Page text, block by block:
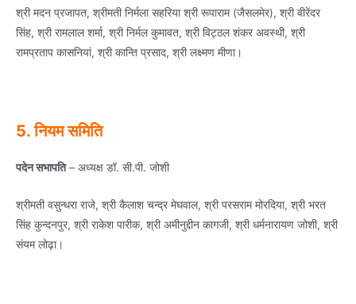
श्री मदन प्रजापत, श्रीमती निर्मला सहरिया श्री रूपाराम (जैसलमेर), श्री वीरेंदर
सिंह, श्री रामलाल शर्मा, श्री निर्मल कुमावत, श्री विट्ठल शंकर अवस्‍थी, श्री
रामप्रताप कासनियां, श्री कान्ति प्रसाद, श्री लक्ष्‍मण मीणा।
5. नियम समिति
पदेन सभापति– अध्‍यक्ष डॉ. सी.पी. जोशी
श्रीमती वसुन्‍धरा राजे, श्री कैलाश चन्‍द्र मेघवाल, श्री परसराम मोरदिया, श्री भरत
सिंह कुन्‍दनपुर, श्री राकेश पारीक, श्री अमीनुद्दीन कागजी, श्री धर्मनारायण जोशी, श्री
संयम लोढ़ा।